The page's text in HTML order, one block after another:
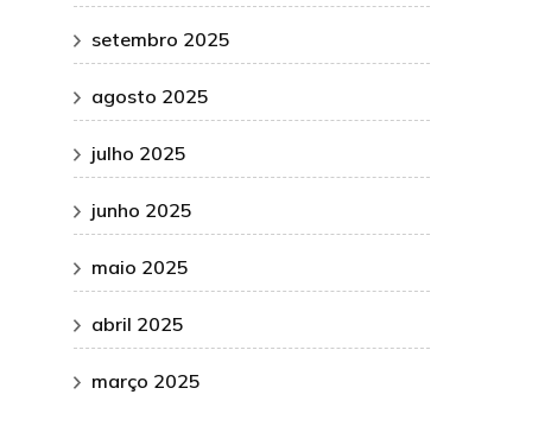
setembro 2025
agosto 2025
julho 2025
junho 2025
maio 2025
abril 2025
março 2025